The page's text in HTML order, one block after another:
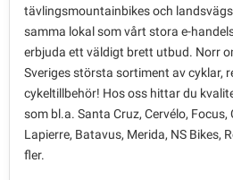
tävlingsmountainbikes och
samma lokal som vårt stora e-
erbjuda ett väldigt brett utbud. Norr
Sveriges största sortiment av cyklar,
cykeltillbehör! Hos oss hittar du
som bl.a. Santa Cruz, Cervélo, Focus,
Lapierre, Batavus, Merida, NS Bikes,
fler.